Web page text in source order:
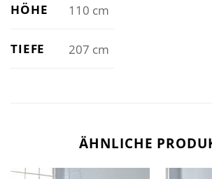
HÖHE 110 cm
TIEFE 207 cm
ÄHNLICHE